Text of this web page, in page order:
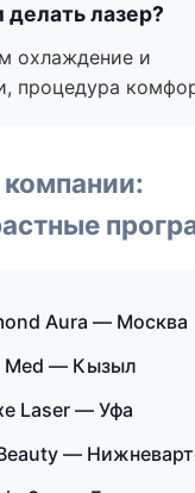
делать лазер?
охлаждение и
процедура
Aura — Москва
Med — Кызыл
Laser — Уфа
—